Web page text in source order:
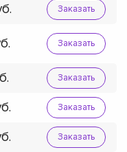
Заказать
Заказать
Заказать
Заказать
Заказать